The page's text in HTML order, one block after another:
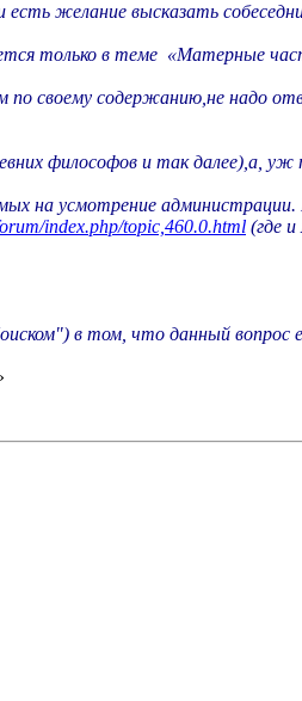
есть желание высказать
только в теме «Матерные
своему содержанию,не надо
философов и так далее),а,
на усмотрение
index.php/topic,460.0.html (где
в том, что данный